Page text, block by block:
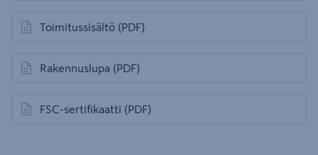
Toimitussisältö (PDF)
avautuu uuteen välilehteen
Rakennuslupa (PDF)
avautuu uuteen välilehteen
FSC-sertifikaatti (PDF)
avautuu uuteen välilehteen